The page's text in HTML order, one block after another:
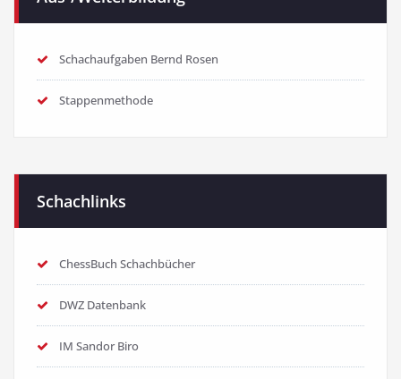
Schachaufgaben Bernd Rosen
Stappenmethode
Schachlinks
ChessBuch Schachbücher
DWZ Datenbank
IM Sandor Biro